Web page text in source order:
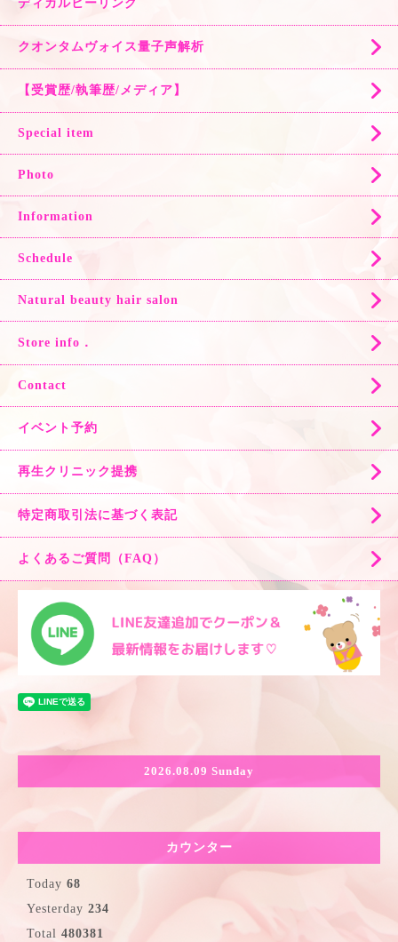
ディカルヒーリング
クオンタムヴォイス量子声解析
【受賞歴/執筆歴/メディア】
Special item
Photo
Information
Schedule
Natural beauty hair salon
Store info．
Contact
イベント予約
再生クリニック提携
特定商取引法に基づく表記
よくあるご質問（FAQ）
2026.08.09 Sunday
カウンター
Today 68
Yesterday 234
Total 480381